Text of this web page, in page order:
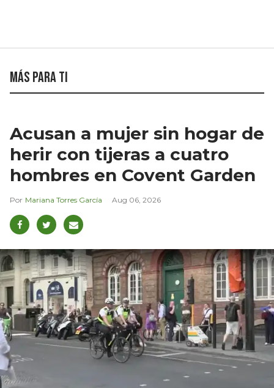
Más para ti
Acusan a mujer sin hogar de
herir con tijeras a cuatro
hombres en Covent Garden
Mariana Torres García Aug 06, 2026